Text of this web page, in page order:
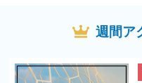
週間ア